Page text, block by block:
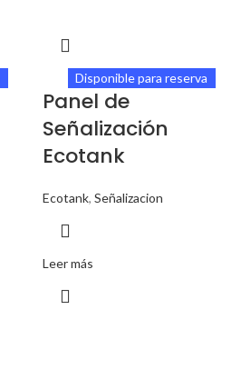
Disponible para reserva
Panel de
Señalización
Ecotank
Ecotank, Señalizacion
Leer más